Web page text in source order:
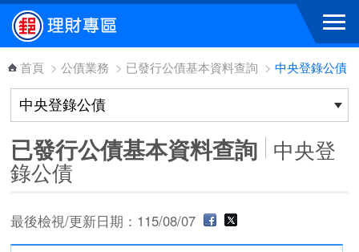
跳到主要內容區塊
首頁 > 公債業務 > 已發行公債基本資料查詢 > 中央登錄公債
已發行公債基本資料查詢 中央登
錄公債
最後檢視/更新日期：115/08/07